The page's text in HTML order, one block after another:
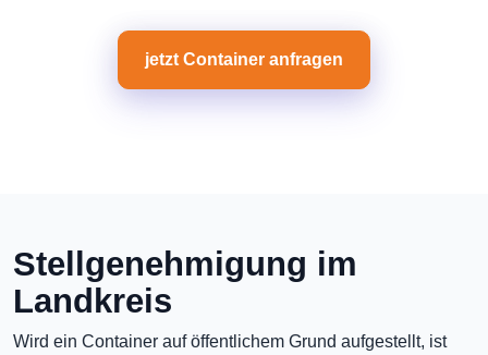
jetzt Container anfragen
Stellgenehmigung im
Landkreis
Wird ein Container auf öffentlichem Grund aufgestellt, ist